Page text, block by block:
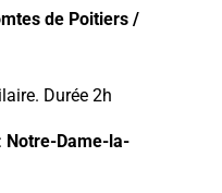
de Poitiers /
Durée 2h
Notre-Dame-la-